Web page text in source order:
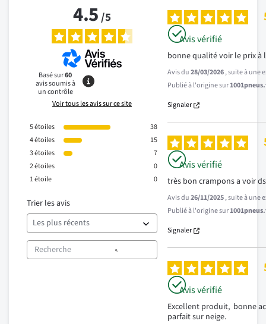
4.5/5
Basé sur60
avis soumis à
un contrôle
Voir tous les avis sur ce site
5étoiles
38
4étoiles
15
3étoiles
7
2étoiles
0
1étoile 0
Trier les avis
Avis vérifié
bonne qualité voir le prix à
Avis du28/03/2026, suite à une
Publié à l'origine sur
Signaler
Avis vérifié
très bon crampons a voir
Avis du26/11/2025, suite à une
Publié à l'origine sur
Signaler
Avis vérifié
Excellent produit,  bonne
parfait sur neige.